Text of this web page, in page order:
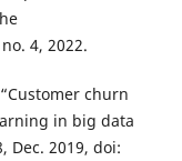
4, 2022.
churn
in big data
Dec. 2019, doi: